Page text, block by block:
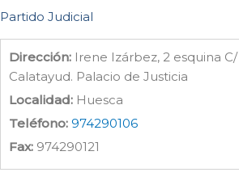
Partido Judicial
Dirección: Irene Izárbez, 2 esquina C/
Calatayud. Palacio de Justicia
Localidad: Huesca
Teléfono: 974290106
Fax: 974290121